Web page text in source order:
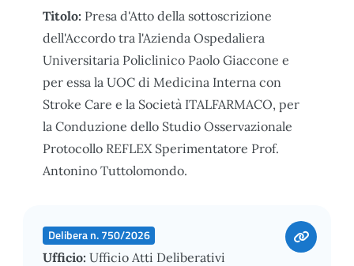
Titolo: Presa d'Atto della sottoscrizione
dell'Accordo tra l'Azienda Ospedaliera
Universitaria Policlinico Paolo Giaccone e
per essa la UOC di Medicina Interna con
Stroke Care e la Società ITALFARMACO, per
la Conduzione dello Studio Osservazionale
Protocollo REFLEX Sperimentatore Prof.
Antonino Tuttolomondo.
Delibera n. 750/2026
Ufficio: Ufficio Atti Deliberativi